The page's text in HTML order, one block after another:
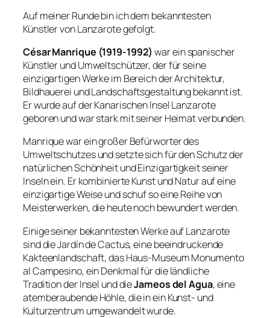
Auf meiner Runde bin ich dem bekanntesten
Künstler von Lanzarote gefolgt.
César Manrique (1919-1992) war ein spanischer
Künstler und Umweltschützer, der für seine
einzigartigen Werke im Bereich der Architektur,
Bildhauerei und Landschaftsgestaltung bekannt ist.
Er wurde auf der Kanarischen Insel Lanzarote
geboren und war stark mit seiner Heimat verbunden.
Manrique war ein großer Befürworter des
Umweltschutzes und setzte sich für den Schutz der
natürlichen Schönheit und Einzigartigkeit seiner
Inseln ein. Er kombinierte Kunst und Natur auf eine
einzigartige Weise und schuf so eine Reihe von
Meisterwerken, die heute noch bewundert werden.
Einige seiner bekanntesten Werke auf Lanzarote
sind die Jardín de Cactus, eine beeindruckende
Kakteenlandschaft, das Haus-Museum Monumento
al Campesino, ein Denkmal für die ländliche
Tradition der Insel und dieJameos del Agua, eine
atemberaubende Höhle, die in ein Kunst- und
Kulturzentrum umgewandelt wurde.